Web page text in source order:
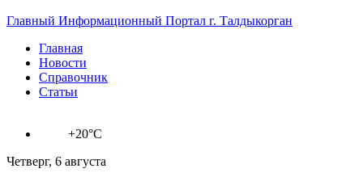
Главный Информационный Портал г. Талдыкорган
Главная
Новости
Справочник
Статьи
+20°C
Четверг, 6 августа